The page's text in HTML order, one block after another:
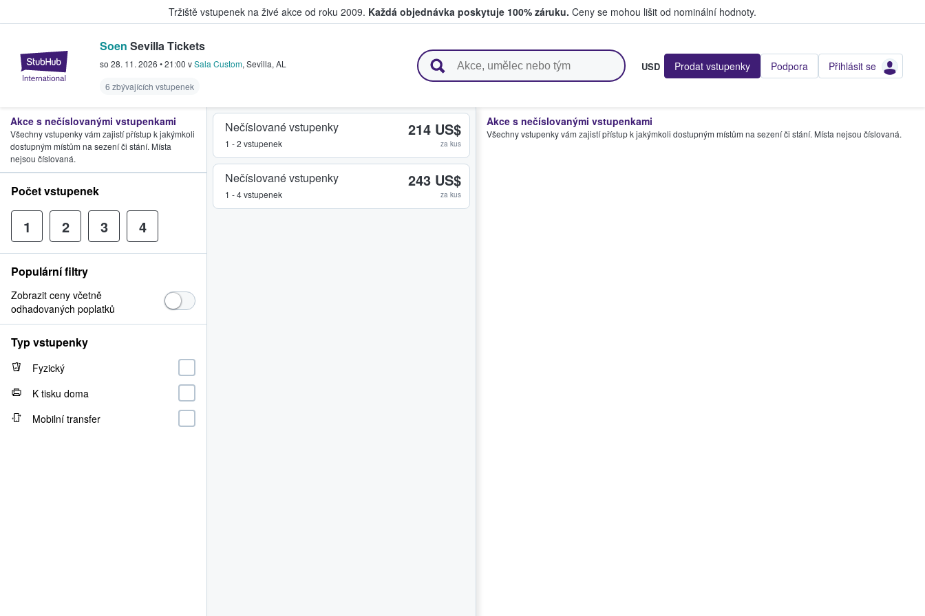
Tržiště vstupenek na živé akce od roku 2009. Každá objednávka poskytuje 100% záruku. Ceny se mohou lišit od nominální hodnoty.
StubHub – Místo, kde fanoušci kupují a prodávají vstupenky
Soen Sevilla Tickets
so 28. 11. 2026 •21:00 vSala Custom, Sevilla, AL
6 zbývajících vstupenek
USD Prodat vstupenky Podpora Přihlásit se
Nečíslované vstupenky
1 - 2 vstupenek
214 US$
za kus
Nečíslované vstupenky
1 - 4 vstupenek
243 US$
za kus
Akce s nečíslovanými vstupenkami
Všechny vstupenky vám zajistí přístup k jakýmkoli dostupným místům na sezení či stání. Místa nejsou číslovaná.
Akce s nečíslovanými vstupenkami
Všechny vstupenky vám zajistí přístup k jakýmkoli
dostupným místům na sezení či stání. Místa
nejsou číslovaná.
Počet vstupenek
1 2 3 4
Populární filtry
Zobrazit ceny včetně
odhadovaných poplatků
Typ vstupenky
Fyzický
K tisku doma
Mobilní transfer